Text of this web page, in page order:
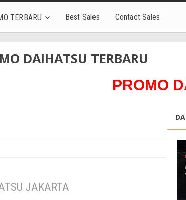
TERBARU Best Sales Contact Sales
DAIHATSU TERBARU
PROMO
JAKARTA